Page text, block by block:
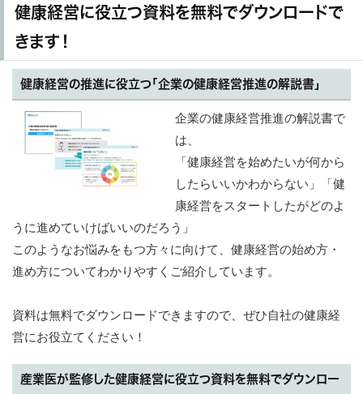
健康経営に役立つ資料を無料でダウンロードで
きます！
健康経営の推進に役立つ「企業の健康経営推進の解説書」
企業の健康経営推進の解説書で
は、
「健康経営を始めたいが何から
したらいいかわからない」「健
康経営をスタートしたがどのよ
うに進めていけばいいのだろう」
このようなお悩みをもつ方々に向けて、健康経営の始め方・
進め方についてわかりやすくご紹介しています。
資料は無料でダウンロードできますので、ぜひ自社の健康経
営にお役立てください！
産業医が監修した健康経営に役立つ資料を無料でダウンロー